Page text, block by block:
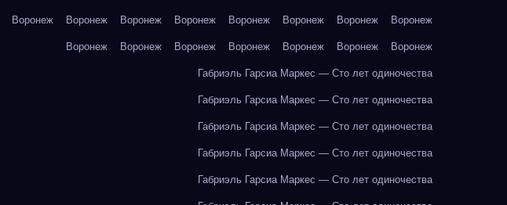
Воронеж Воронеж Воронеж Воронеж Воронеж Воронеж Воронеж Воронеж
Воронеж Воронеж Воронеж Воронеж Воронеж Воронеж Воронеж
Габриэль Гарсиа Маркес — Сто лет одиночества
Габриэль Гарсиа Маркес — Сто лет одиночества
Габриэль Гарсиа Маркес — Сто лет одиночества
Габриэль Гарсиа Маркес — Сто лет одиночества
Габриэль Гарсиа Маркес — Сто лет одиночества